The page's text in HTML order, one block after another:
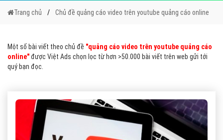
Trang chủ Chủ đề quảng cáo video trên youtube quảng cáo online
Một số bài viết theo chủ đề "quảng cáo video trên youtube quảng cáo
online"được Việt Ads chọn lọc từ hơn >50.000 bài viết trên web gửi tới
quý bạn đọc.